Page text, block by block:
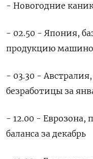
- ​Новогодние
- ​02.50 - Япония,
продукцию
- 03.30 -
безработицы за
- 12.00 - Еврозона,
баланса за декабрь